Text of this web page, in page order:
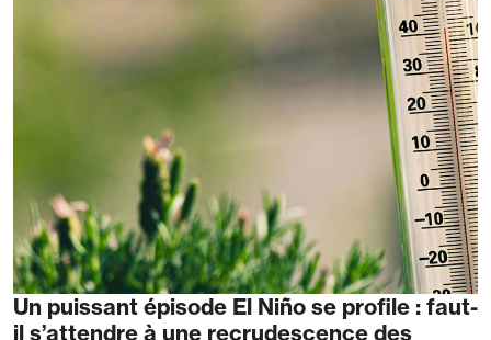
Un puissant épisode El Niño se profile : faut-
il s’attendre à une recrudescence des